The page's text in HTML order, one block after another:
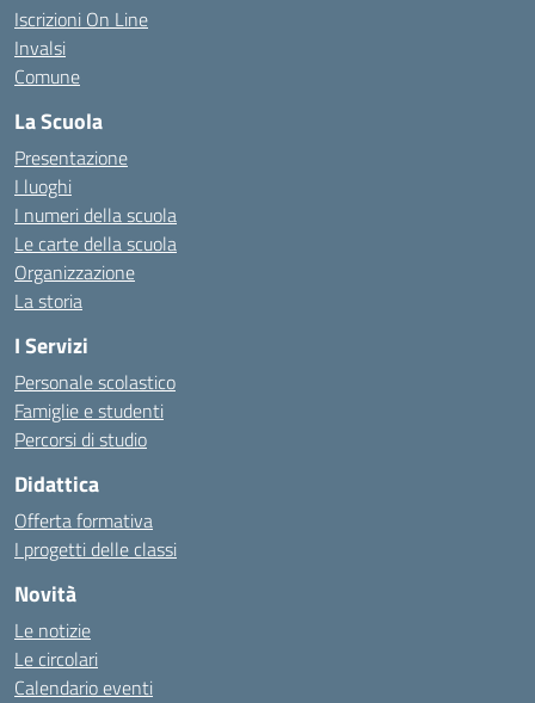
Iscrizioni On Line
Invalsi
Comune
La Scuola
Presentazione
I luoghi
I numeri della scuola
Le carte della scuola
Organizzazione
La storia
I Servizi
Personale scolastico
Famiglie e studenti
Percorsi di studio
Didattica
Offerta formativa
I progetti delle classi
Novità
Le notizie
Le circolari
Calendario eventi